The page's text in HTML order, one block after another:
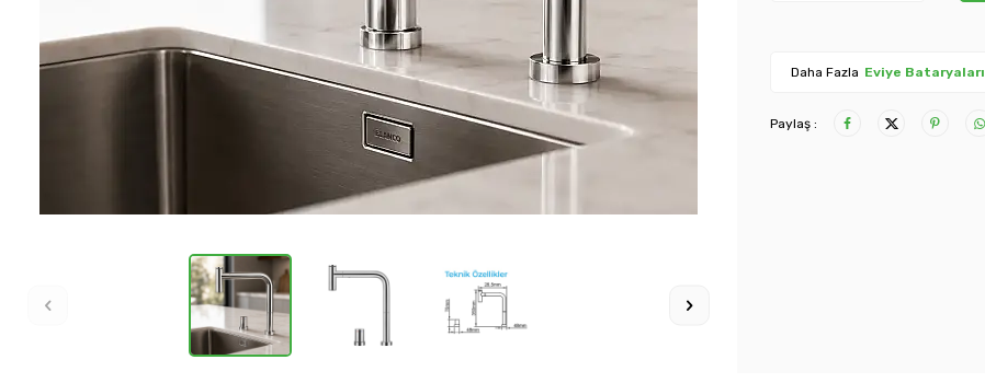
Daha Fazla Eviye Bataryaları
Paylaş :